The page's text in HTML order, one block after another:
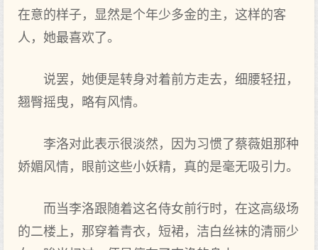
在意的样子，显然是个年少多金的主，这样的客
人，她最喜欢了。
说罢，她便是转身对着前方走去，细腰轻扭，
翘臀摇曳，略有风情。
李洛对此表示很淡然，因为习惯了蔡薇姐那种
娇媚风情，眼前这些小妖精，真的是毫无吸引力。
而当李洛跟随着这名侍女前行时，在这高级场
的二楼上，那穿着青衣，短裙，洁白丝袜的清丽少